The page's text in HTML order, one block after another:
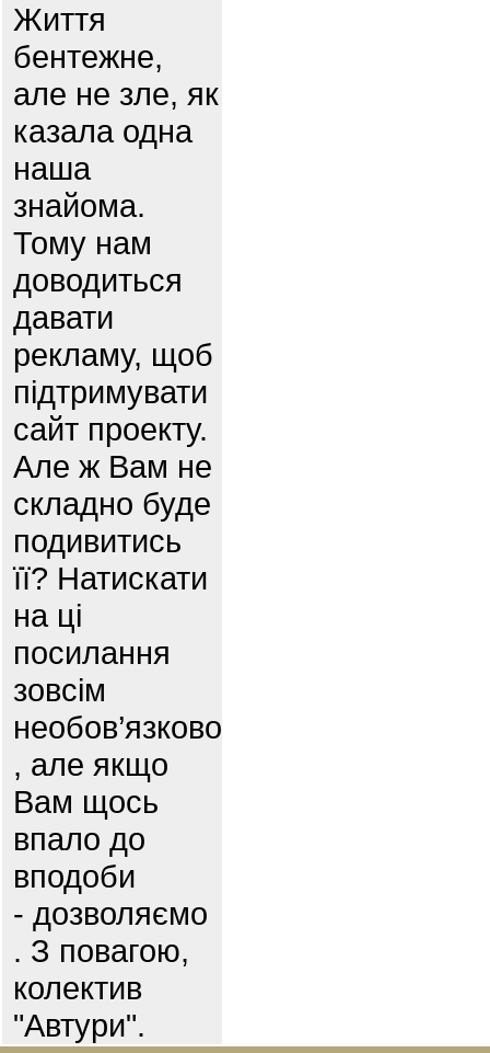
Життя
бентежне,
але не зле, як
казала одна
наша
знайома.
Тому нам
доводиться
давати
рекламу, щоб
підтримувати
сайт проекту.
Але ж Вам не
складно буде
подивитись
її? Натискати
на ці
посилання
зовсім
необов’язково
, але якщо
Вам щось
впало до
вподоби
- дозволяємо
. З повагою,
колектив
"Автури".